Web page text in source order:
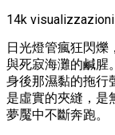
14k visualizzazioni
日光燈管瘋狂閃爍
與死寂海灘的鹹腥
身後那濕黏的拖行
是虛實的夾縫，是
夢魘中不斷奔跑。